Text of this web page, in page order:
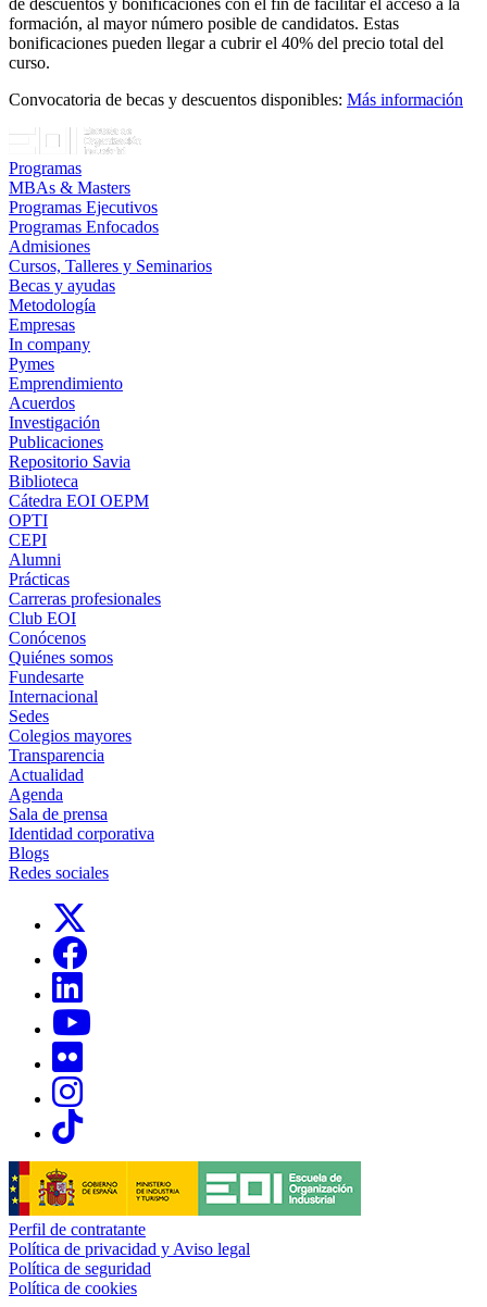
formación, al mayor número posible de candidatos. Estas
bonificaciones pueden llegar a cubrir el 40% del precio total del
curso.
Convocatoria de becas y descuentos disponibles: Más información
Programas
MBAs & Masters
Programas Ejecutivos
Programas Enfocados
Admisiones
Cursos, Talleres y Seminarios
Becas y ayudas
Metodología
Empresas
In company
Pymes
Emprendimiento
Acuerdos
Investigación
Publicaciones
Repositorio Savia
Biblioteca
Cátedra EOI OEPM
OPTI
CEPI
Alumni
Prácticas
Carreras profesionales
Club EOI
Conócenos
Quiénes somos
Fundesarte
Internacional
Sedes
Colegios mayores
Transparencia
Actualidad
Agenda
Sala de prensa
Identidad corporativa
Blogs
Redes sociales
Links, Opens in this window
Links, Opens in this window
Links, Opens in this window
Links, Opens in this window
Links, Opens in this window
Perfil de contratante
Política de privacidad y Aviso legal
Política de seguridad
Política de cookies